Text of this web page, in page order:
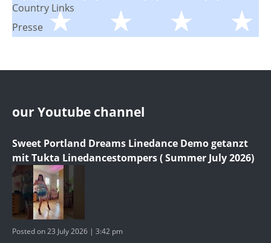
Country Links
Presse
our Youtube channel
Sweet Portland Dreams Linedance Demo getanzt
mit Tukta Linedancestompers ( Summer July 2026)
Posted on 23 July 2026 | 3:42 pm